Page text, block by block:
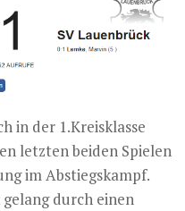
in der 1.Kreisklasse
letzten beiden Spielen
im Abstiegskampf.
durch einen